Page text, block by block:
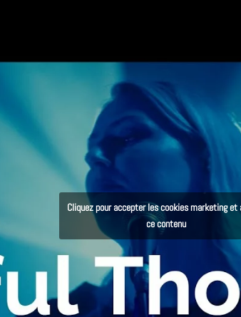
Cliquez pour accepter les cookies marketing
ce contenu